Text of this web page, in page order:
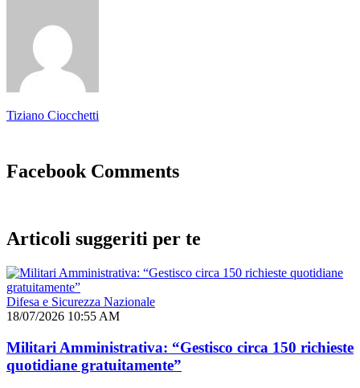
Tiziano Ciocchetti
Facebook Comments
Articoli suggeriti per te
Difesa e Sicurezza Nazionale
18/07/2026 10:55 AM
Militari Amministrativa: “Gestisco circa 150 richieste
quotidiane gratuitamente”